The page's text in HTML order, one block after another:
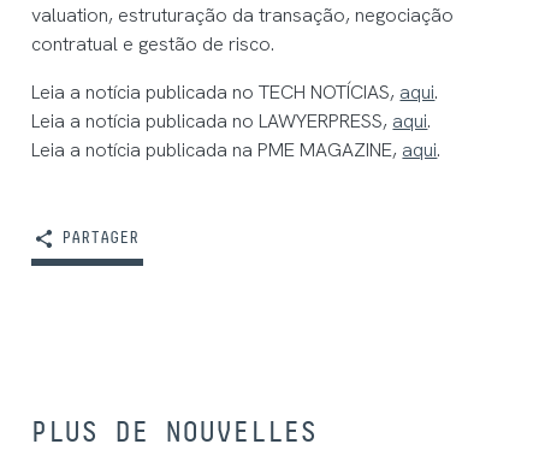
valuation, estruturação da transação, negociação
contratual e gestão de risco.
Leia a notícia publicada no TECH NOTÍCIAS, aqui.
Leia a notícia publicada no LAWYERPRESS, aqui.
Leia a notícia publicada na PME MAGAZINE, aqui.
PARTAGER
PLUS DE NOUVELLES